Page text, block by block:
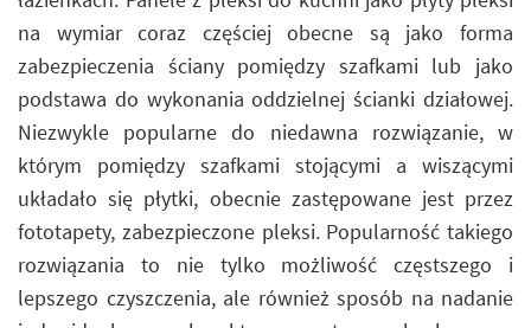
na wymiar coraz częściej obecne są jako forma
zabezpieczenia ściany pomiędzy szafkami lub jako
podstawa do wykonania oddzielnej ścianki działowej.
Niezwykle popularne do niedawna rozwiązanie, w
którym pomiędzy szafkami stojącymi a wiszącymi
układało się płytki, obecnie zastępowane jest przez
fototapety, zabezpieczone pleksi. Popularność takiego
rozwiązania to nie tylko możliwość częstszego i
lepszego czyszczenia, ale również sposób na nadanie